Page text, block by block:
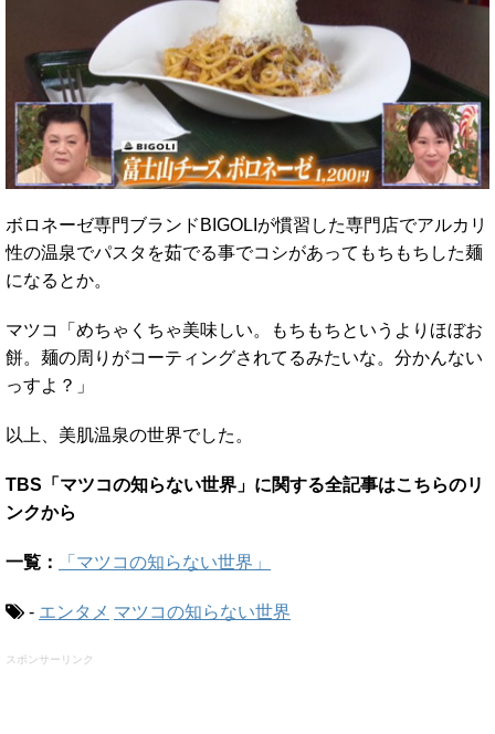
ボロネーゼ専門ブランドBIGOLIが慣習した専門店でアルカリ
性の温泉でパスタを茹でる事でコシがあってもちもちした麺
になるとか。
マツコ「めちゃくちゃ美味しい。もちもちというよりほぼお
餅。麺の周りがコーティングされてるみたいな。分かんない
っすよ？」
以上、美肌温泉の世界でした。
TBS「マツコの知らない世界」に関する全記事はこちらのリ
ンクから
一覧： 「マツコの知らない世界」
- エンタメ マツコの知らない世界
スポンサーリンク